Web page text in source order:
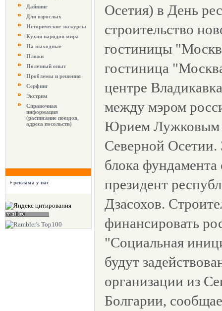
Дайвинг
Для взрослых
Исторические экскурсы
Кухня народов мира
На выходные
Пляжи
Полезный опыт
Проблемы и решения
Серфинг
Экстрим
Справочная
информация
(расписание поездов,
адреса посольств)
реклама у нас
Осетия) в День
строительство
гостиницы
гостиница
центре
между мэром
Юрием Лужковым
Северной Осетии.
блока
президент
Дзасохов.
финансировать
"Социальная
будут
организации из
Болгарии,